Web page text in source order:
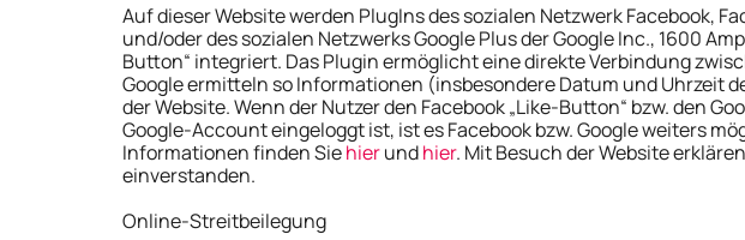
Auf dieser Website werden PlugIns des sozialen Netzwerk Facebook,
und/oder des sozialen Netzwerks Google Plus der Google Inc., 1600
Button“ integriert. Das Plugin ermöglicht eine direkte Verbindung
Google ermitteln so Informationen (insbesondere Datum und Uhrzeit
der Website. Wenn der Nutzer den Facebook „Like-Button“ bzw. den
Google-Account eingeloggt ist, ist es Facebook bzw. Google weiters
Informationen finden Siehierundhier. Mit Besuch der Website
einverstanden.
Online-Streitbeilegung